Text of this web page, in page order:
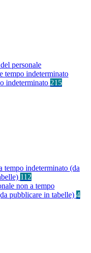
personale
tempo indeterminato
indeterminato 215
tempo indeterminato (da
112
non a tempo
pubblicare in tabelle) 4